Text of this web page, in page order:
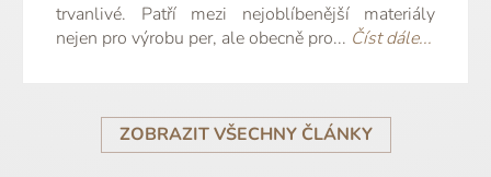
trvanlivé. Patří mezi nejoblíbenější materiály
nejen pro výrobu per, ale obecně pro... Číst dále...
ZOBRAZIT VŠECHNY ČLÁNKY